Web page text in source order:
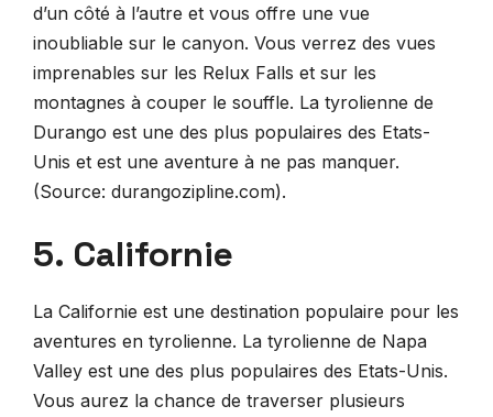
d’un côté à l’autre et vous offre une vue
inoubliable sur le canyon. Vous verrez des vues
imprenables sur les Relux Falls et sur les
montagnes à couper le souffle. La tyrolienne de
Durango est une des plus populaires des Etats-
Unis et est une aventure à ne pas manquer.
(Source: durangozipline.com).
5. Californie
La Californie est une destination populaire pour les
aventures en tyrolienne. La tyrolienne de Napa
Valley est une des plus populaires des Etats-Unis.
Vous aurez la chance de traverser plusieurs